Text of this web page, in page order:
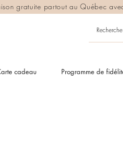
gratuite partout au Québec
cadeau Programme de